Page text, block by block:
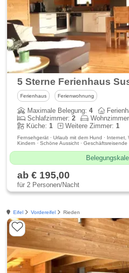
Ferienhaus Ferienwohnung
Maximale Belegung:4
Schlafzimmer:2
Küche:1 Weitere Zimmer:1
Fernsehgerät · Urlaub mit dem Hund · Internet,
Kindern · Schöne Aussicht · Geschäftsreisende
ab € 195,00
für 2 Personen/Nacht
Eifel Vordereifel Rieden